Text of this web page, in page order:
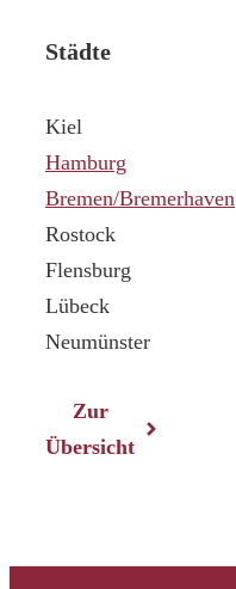
Städte
Kiel
Hamburg
Bremen/Bremerhaven
Rostock
Flensburg
Lübeck
Neumünster
Zur
Übersicht